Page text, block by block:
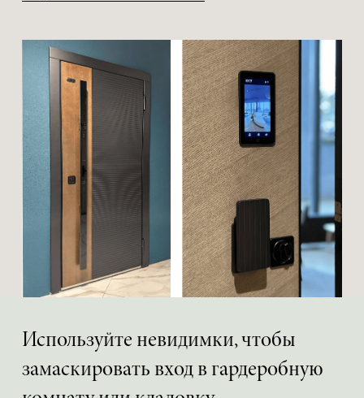
Используйте невидимки, чтобы
замаскировать вход в гардеробную